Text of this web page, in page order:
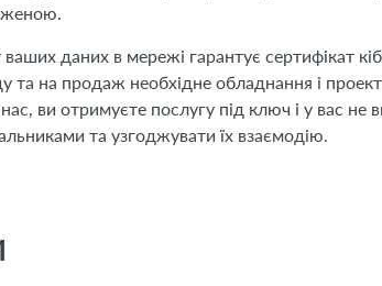
ваших даних в мережі гарантує сертифікат
та на продаж необхідне обладнання і
ви отримуєте послугу під ключ і у вас не
та узгоджувати їх взаємодію.